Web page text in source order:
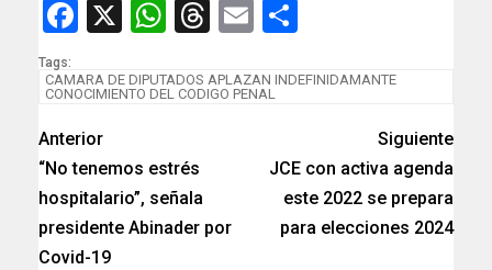
Facebook
X WhatsApp
Threads
Email
Tags:
CAMARA DE DIPUTADOS APLAZAN INDEFINIDAMANTE
CONOCIMIENTO DEL CODIGO PENAL
Anterior
“No tenemos estrés
hospitalario”, señala
presidente Abinader por
Covid-19
Siguiente
JCE con activa agenda
este 2022 se prepara
para elecciones 2024